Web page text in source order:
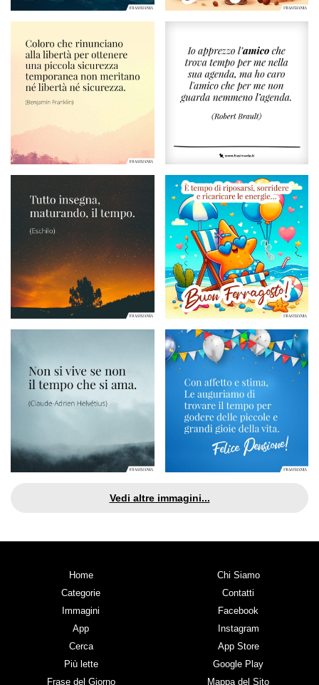
Vedi altre immagini...
Home
Categorie
Immagini
App
Cerca
Più lette
Frase del Giorno
Chi Siamo
Contatti
Facebook
Instagram
App Store
Google Play
Mappa del Sito